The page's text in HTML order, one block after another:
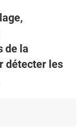
de la
détecter les